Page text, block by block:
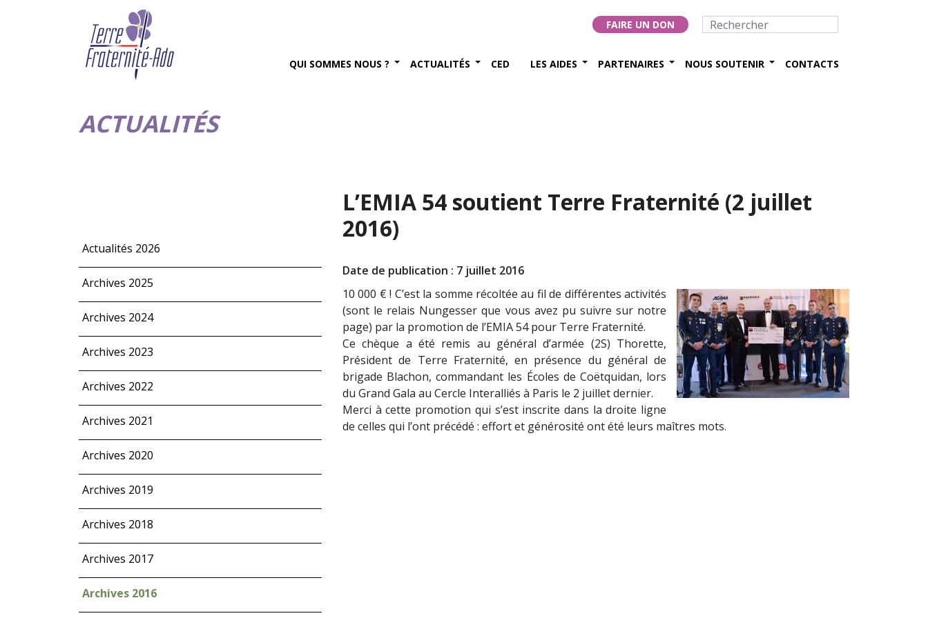
FAIRE UN DON
QUI SOMMES NOUS ? ACTUALITÉS CED LES AIDES PARTENAIRES NOUS SOUTENIR CONTACTS
ACTUALITÉS
Actualités 2026
Archives 2025
Archives 2024
Archives 2023
Archives 2022
Archives 2021
Archives 2020
Archives 2019
Archives 2018
Archives 2017
Archives 2016
L’EMIA 54 soutient Terre Fraternité (2 juillet
2016)
Date de publication : 7 juillet 2016
10 000 € ! C’est la somme récoltée au fil de différentes activités
(sont le relais Nungesser que vous avez pu suivre sur notre
page) par la promotion de l’EMIA 54 pour Terre Fraternité.
Ce chèque a été remis au général d’armée (2S) Thorette,
Président de Terre Fraternité, en présence du général de
brigade Blachon, commandant les Écoles de Coëtquidan, lors
du Grand Gala au Cercle Interalliés à Paris le 2 juillet dernier.
Merci à cette promotion qui s’est inscrite dans la droite ligne
de celles qui l’ont précédé : effort et générosité ont été leurs maîtres mots.